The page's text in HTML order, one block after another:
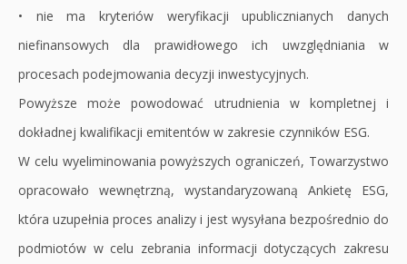
• nie ma kryteriów weryfikacji upublicznianych danych
niefinansowych dla prawidłowego ich uwzględniania w
procesach podejmowania decyzji inwestycyjnych.
Powyższe może powodować utrudnienia w kompletnej i
dokładnej kwalifikacji emitentów w zakresie czynników ESG.
W celu wyeliminowania powyższych ograniczeń, Towarzystwo
opracowało wewnętrzną, wystandaryzowaną Ankietę ESG,
która uzupełnia proces analizy i jest wysyłana bezpośrednio do
podmiotów w celu zebrania informacji dotyczących zakresu